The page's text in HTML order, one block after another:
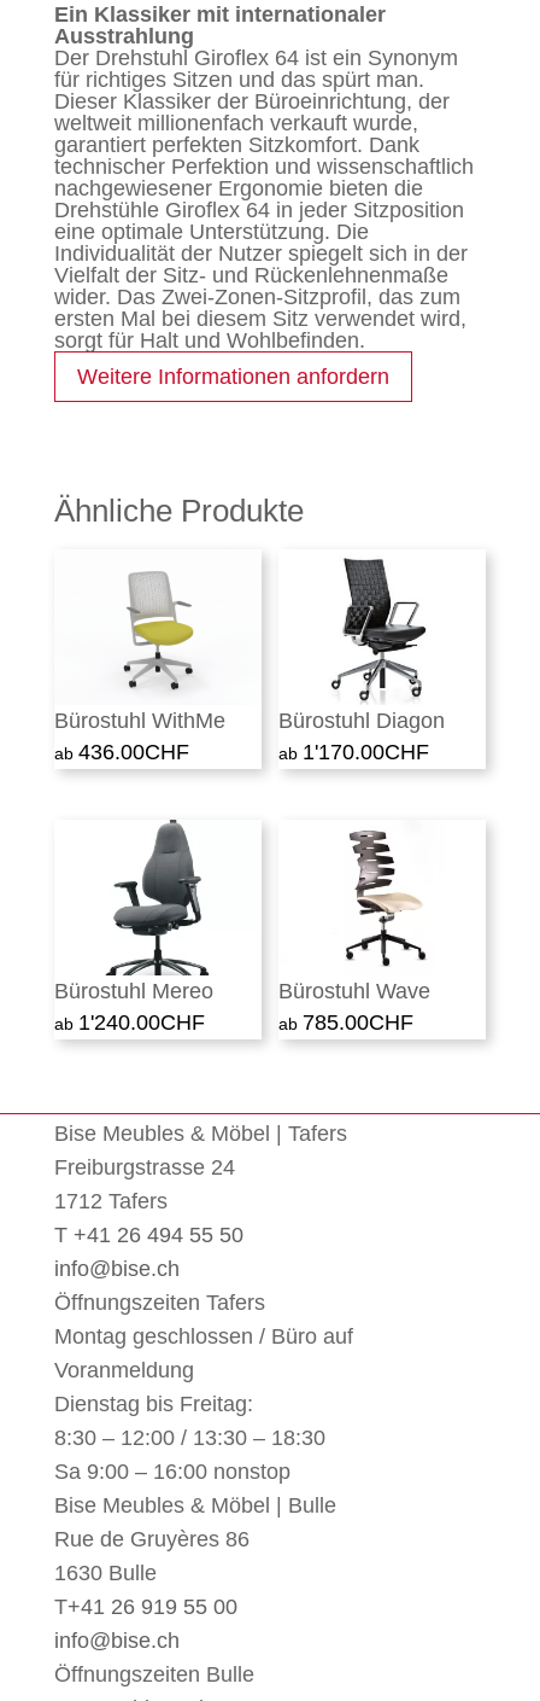
Ein Klassiker mit internationaler
Ausstrahlung
Der Drehstuhl Giroflex 64 ist ein Synonym
für richtiges Sitzen und das spürt man.
Dieser Klassiker der Büroeinrichtung, der
weltweit millionenfach verkauft wurde,
garantiert perfekten Sitzkomfort. Dank
technischer Perfektion und wissenschaftlich
nachgewiesener Ergonomie bieten die
Drehstühle Giroflex 64 in jeder Sitzposition
eine optimale Unterstützung. Die
Individualität der Nutzer spiegelt sich in der
Vielfalt der Sitz- und Rückenlehnenmaße
wider. Das Zwei-Zonen-Sitzprofil, das zum
ersten Mal bei diesem Sitz verwendet wird,
sorgt für Halt und Wohlbefinden.
Weitere Informationen anfordern
Ähnliche Produkte
Bürostuhl WithMe
436.00CHF
Bürostuhl Diagon
1'170.00CHF
Bürostuhl Mereo
1'240.00CHF
Bürostuhl Wave
785.00CHF
Bise Meubles & Möbel | Tafers
Freiburgstrasse 24
1712 Tafers
T +41 26 494 55 50
info@bise.ch
Öffnungszeiten Tafers
Montag geschlossen / Büro auf
Voranmeldung
Dienstag bis Freitag:
8:30 – 12:00 / 13:30 – 18:30
Sa 9:00 – 16:00 nonstop
Bise Meubles & Möbel | Bulle
Rue de Gruyères 86
1630 Bulle
T+41 26 919 55 00
info@bise.ch
Öffnungszeiten Bulle